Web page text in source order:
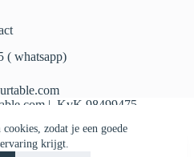
zodat je een goede
krijgt.
( whatsapp)
| KvK 98499475